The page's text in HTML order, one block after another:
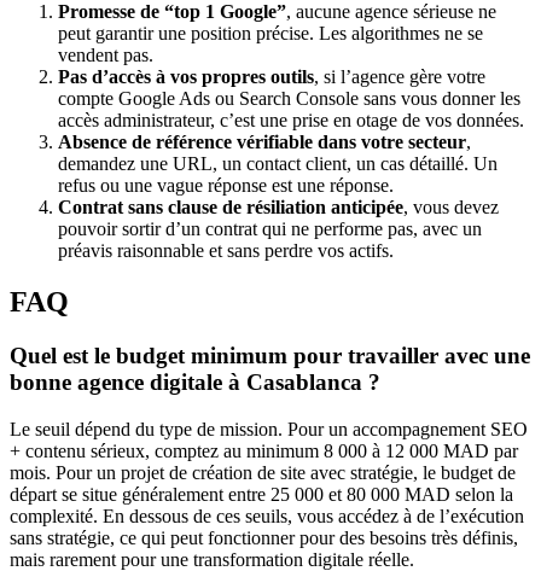
Promesse de “top 1 Google”, aucune agence sérieuse ne
peut garantir une position précise. Les algorithmes ne se
vendent pas.
Pas d’accès à vos propres outils, si l’agence gère votre
compte Google Ads ou Search Console sans vous donner les
accès administrateur, c’est une prise en otage de vos données.
Absence de référence vérifiable dans votre secteur,
demandez une URL, un contact client, un cas détaillé. Un
refus ou une vague réponse est une réponse.
Contrat sans clause de résiliation anticipée, vous devez
pouvoir sortir d’un contrat qui ne performe pas, avec un
préavis raisonnable et sans perdre vos actifs.
FAQ
Quel est le budget minimum pour travailler avec une
bonne agence digitale à Casablanca ?
Le seuil dépend du type de mission. Pour un accompagnement SEO
+ contenu sérieux, comptez au minimum 8 000 à 12 000 MAD par
mois. Pour un projet de création de site avec stratégie, le budget de
départ se situe généralement entre 25 000 et 80 000 MAD selon la
complexité. En dessous de ces seuils, vous accédez à de l’exécution
sans stratégie, ce qui peut fonctionner pour des besoins très définis,
mais rarement pour une transformation digitale réelle.